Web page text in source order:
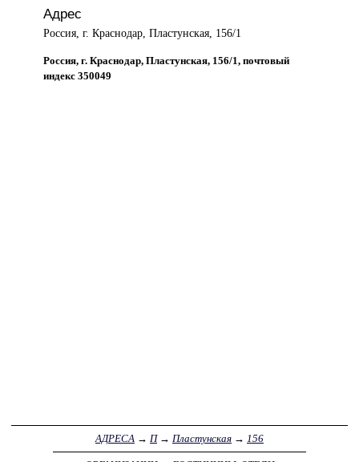
Адрес
Россия, г. Краснодар, Пластунская, 156/1
Россия, г. Краснодар, Пластунская, 156/1, почтовый
индекс 350049
АДРЕСА → П→ Пластунская → 156